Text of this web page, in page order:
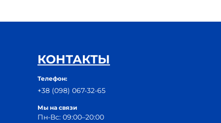
КОНТАКТЫ
Телефон:
+38 (098) 067-32-65
Мы на связи
Пн-Вс: 09:00–20:00